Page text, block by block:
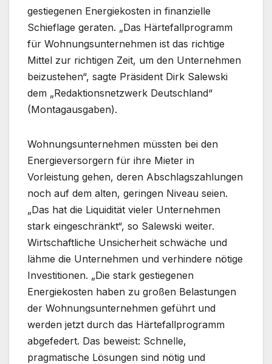
gestiegenen Energiekosten in finanzielle
Schieflage geraten. „Das Härtefallprogramm
für Wohnungsunternehmen ist das richtige
Mittel zur richtigen Zeit, um den Unternehmen
beizustehen“, sagte Präsident Dirk Salewski
dem „Redaktionsnetzwerk Deutschland“
(Montagausgaben).
Wohnungsunternehmen müssten bei den
Energieversorgern für ihre Mieter in
Vorleistung gehen, deren Abschlagszahlungen
noch auf dem alten, geringen Niveau seien.
„Das hat die Liquidität vieler Unternehmen
stark eingeschränkt“, so Salewski weiter.
Wirtschaftliche Unsicherheit schwäche und
lähme die Unternehmen und verhindere nötige
Investitionen. „Die stark gestiegenen
Energiekosten haben zu großen Belastungen
der Wohnungsunternehmen geführt und
werden jetzt durch das Härtefallprogramm
abgefedert. Das beweist: Schnelle,
pragmatische Lösungen sind nötig und